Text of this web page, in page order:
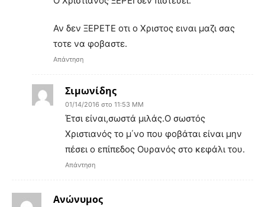
Αν δεν ΞΕΡΕΤΕ οτι ο Χριστος ειναι μαζι σας
τοτε να φοβαστε.
Απάντηση
Σιμωνίδης
01/14/2016 στο 11:53 ΜΜ
Έτσι είναι,σωστά μιλάς.Ο σωστός
Χριστιανός το μ΄νο που φοβάται είναι μην
πέσει ο επίπεδος Ουρανός στο κεφάλι του.
Απάντηση
Ανώνυμος